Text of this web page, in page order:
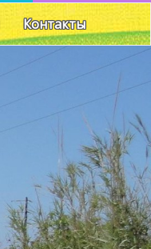
Контакты